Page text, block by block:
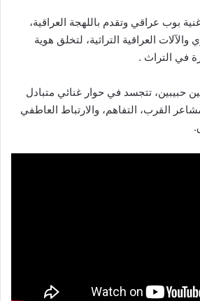
بوب عراقي وتقدم باللهجة العراقية،
العراقية التراثية، لتخلق هوية
في التراث .
حبيبين، تتجسد في حوار غنائي متبادل
القرب، التفاهم، والارتباط العاطفي